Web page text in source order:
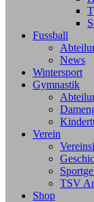
Fussball
News
Wintersport
Gymnastik
Verein
TSV
Shop